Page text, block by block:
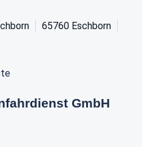
65760 Eschborn
GmbH